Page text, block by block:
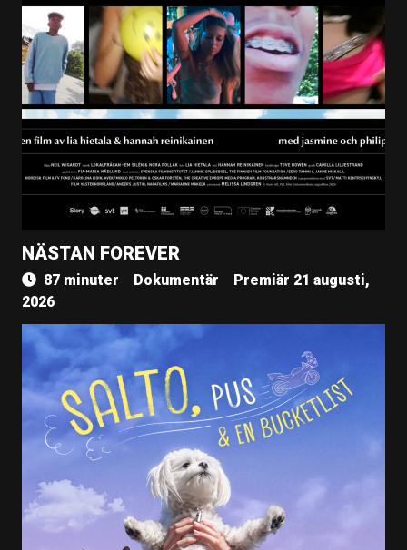
NÄSTAN FOREVER
87 minuter Dokumentär
Premiär 21 augusti,
2026